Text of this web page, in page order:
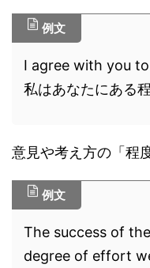
例文
I agree with you
私はあなたにある
意見や考え方の「程
例文
The success of
degree of effort